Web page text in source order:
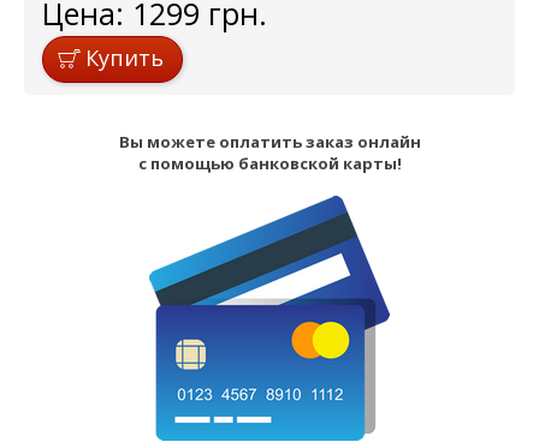
Цена: 1299 грн.
Купить
Вы можете оплатить заказ онлайн
с помощью банковской карты!